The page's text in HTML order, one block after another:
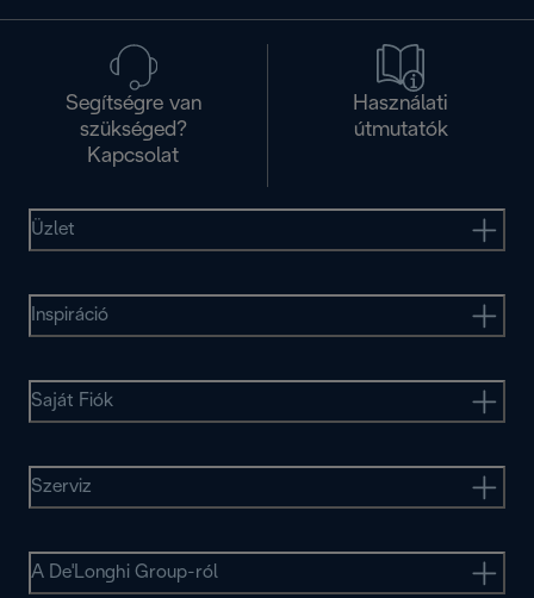
Segítségre van
szükséged?
Kapcsolat
Használati
útmutatók
Üzlet
Inspiráció
Saját Fiók
Szerviz
A De'Longhi Group-ról